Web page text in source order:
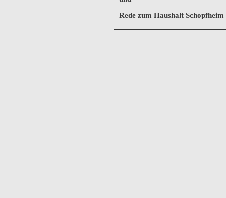
Rede zum Haushalt